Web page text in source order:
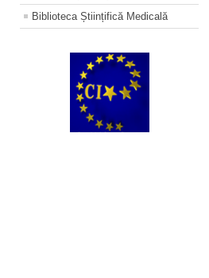
Biblioteca Științifică Medicală